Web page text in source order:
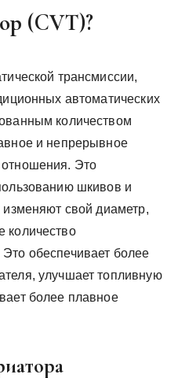
(CVT)?
трансмиссии,
автоматических
количеством
и непрерывное
отношения. Это
шкивов и
свой диаметр,
количество
обеспечивает более
улучшает топливную
более плавное